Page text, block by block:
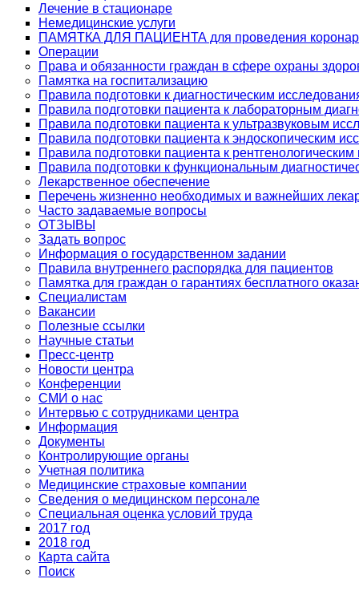
Лечение в стационаре
Немедицинские услуги
ПАМЯТКА ДЛЯ ПАЦИЕНТА для проведения
Операции
Права и обязанности граждан в сфере охраны
Памятка на госпитализацию
Правила подготовки к диагностическим
Правила подготовки пациента к лабораторным
Правила подготовки пациента к ультразвуковым
Правила подготовки пациента к эндоскопическим
Правила подготовки пациента к
Правила подготовки к функциональным
Лекарственное обеспечение
Перечень жизненно необходимых и важнейших
Часто задаваемые вопросы
ОТЗЫВЫ
Задать вопрос
Информация о государственном задании
Правила внутреннего распорядка для пациентов
Памятка для граждан о гарантиях бесплатного
Специалистам
Вакансии
Полезные ссылки
Научные статьи
Пресс-центр
Новости центра
Конференции
СМИ о нас
Интервью с сотрудниками центра
Информация
Документы
Контролирующие органы
Учетная политика
Медицинские страховые компании
Сведения о медицинском персонале
Специальная оценка условий труда
2017 год
2018 год
Карта сайта
Поиск